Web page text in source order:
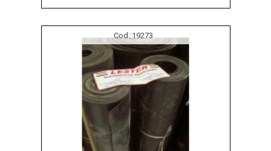
Cod.:19273